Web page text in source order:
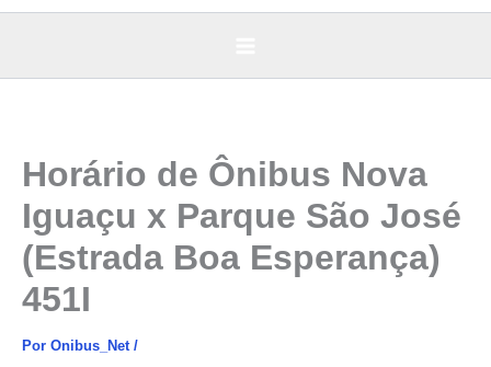
Horário de Ônibus Nova
Iguaçu x Parque São José
(Estrada Boa Esperança)
451I
Por Onibus_Net /